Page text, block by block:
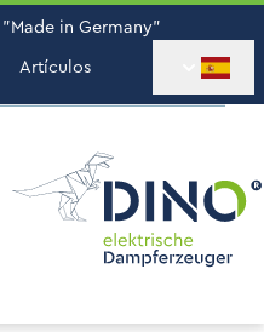
in Germany"
Artículos